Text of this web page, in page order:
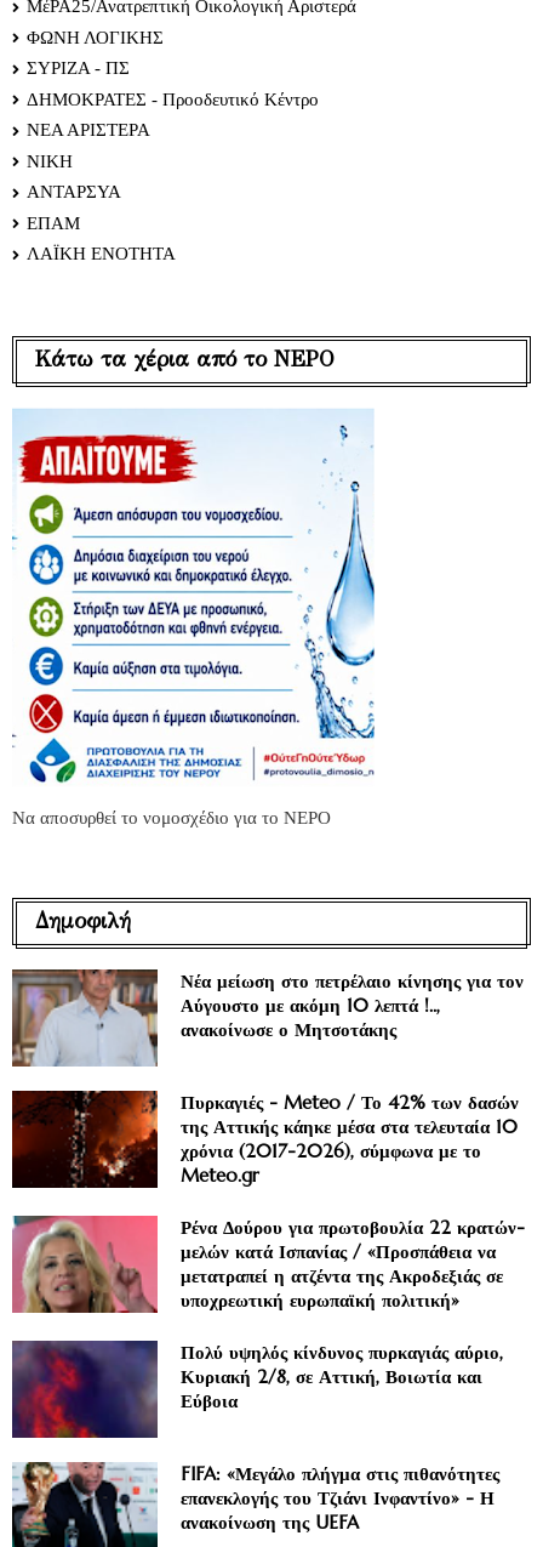
ΜέΡΑ25/Ανατρεπτική Οικολογική Αριστερά
ΦΩΝΗ ΛΟΓΙΚΗΣ
ΣΥΡΙΖΑ - ΠΣ
ΔΗΜΟΚΡΑΤΕΣ - Προοδευτικό Κέντρο
ΝΕΑ ΑΡΙΣΤΕΡΑ
ΝΙΚΗ
ΑΝΤΑΡΣΥΑ
ΕΠΑΜ
ΛΑΪΚΗ ΕΝΟΤΗΤΑ
Κάτω τα χέρια από το ΝΕΡΟ
Να αποσυρθεί το νομοσχέδιο για το ΝΕΡΟ
Δημοφιλή
Νέα μείωση στο πετρέλαιο κίνησης για τον
Αύγουστο με ακόμη 10 λεπτά !..,
ανακοίνωσε ο Μητσοτάκης
Πυρκαγιές - Meteo / Το 42% των δασών
της Αττικής κάηκε μέσα στα τελευταία 10
χρόνια (2017-2026), σύμφωνα με το
Meteo.gr
Ρένα Δούρου για πρωτοβουλία 22 κρατών-
μελών κατά Ισπανίας / «Προσπάθεια να
μετατραπεί η ατζέντα της Ακροδεξιάς σε
υποχρεωτική ευρωπαϊκή πολιτική»
Πολύ υψηλός κίνδυνος πυρκαγιάς αύριο,
Κυριακή 2/8, σε Αττική, Βοιωτία και
Εύβοια
FIFA: «Μεγάλο πλήγμα στις πιθανότητες
επανεκλογής του Τζιάνι Ινφαντίνο» - Η
ανακοίνωση της UEFA